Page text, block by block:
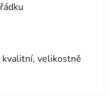
kvalitní, velikostně